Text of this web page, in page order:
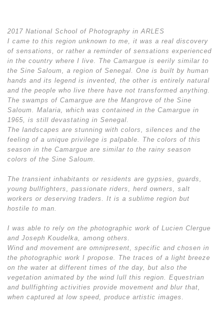
2017 National School of Photography in ARLES
I came to this region unknown to me, it was a real discovery
of sensations, or rather a reminder of sensations experienced
in the country where I live. The Camargue is eerily similar to
the Sine Saloum, a region of Senegal. One is built by human
hands and its legend is invented, the other is entirely natural
and the people who live there have not transformed anything.
The swamps of Camargue are the Mangrove of the Sine
Saloum. Malaria, which was contained in the Camargue in
1965, is still devastating in Senegal.
The landscapes are stunning with colors, silences and the
feeling of a unique privilege is palpable. The colors of this
season in the Camargue are similar to the rainy season
colors of the Sine Saloum.
The transient inhabitants or residents are gypsies, guards,
young bullfighters, passionate riders, herd owners, salt
workers or deserving traders. It is a sublime region but
hostile to man.
I was able to rely on the photographic work of Lucien Clergue
and Joseph Koudelka, among others.
Wind and movement are omnipresent, specific and chosen in
the photographic work I propose. The traces of a light breeze
on the water at different times of the day, but also the
vegetation animated by the wind lull this region. Equestrian
and bullfighting activities provide movement and blur that,
when captured at low speed, produce artistic images.